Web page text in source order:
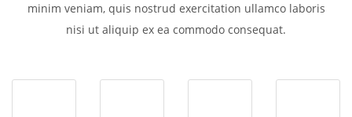
minim veniam, quis nostrud exercitation ullamco laboris
nisi ut aliquip ex ea commodo consequat.